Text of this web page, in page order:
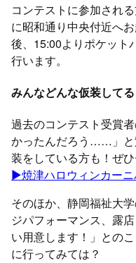
コンテストに参加され
に昭和通り中央付近へ
後、15:00よりポケット
行います。
みんなどんな仮装してる
過去のコンテスト受賞
かったんだろう……」と
装をしている方も！ぜ
▶️焼津ハロウィンカー
そのほか、静岡福祉大
ジパフォーマンス、露
い用意します！」との
に行ってみては？